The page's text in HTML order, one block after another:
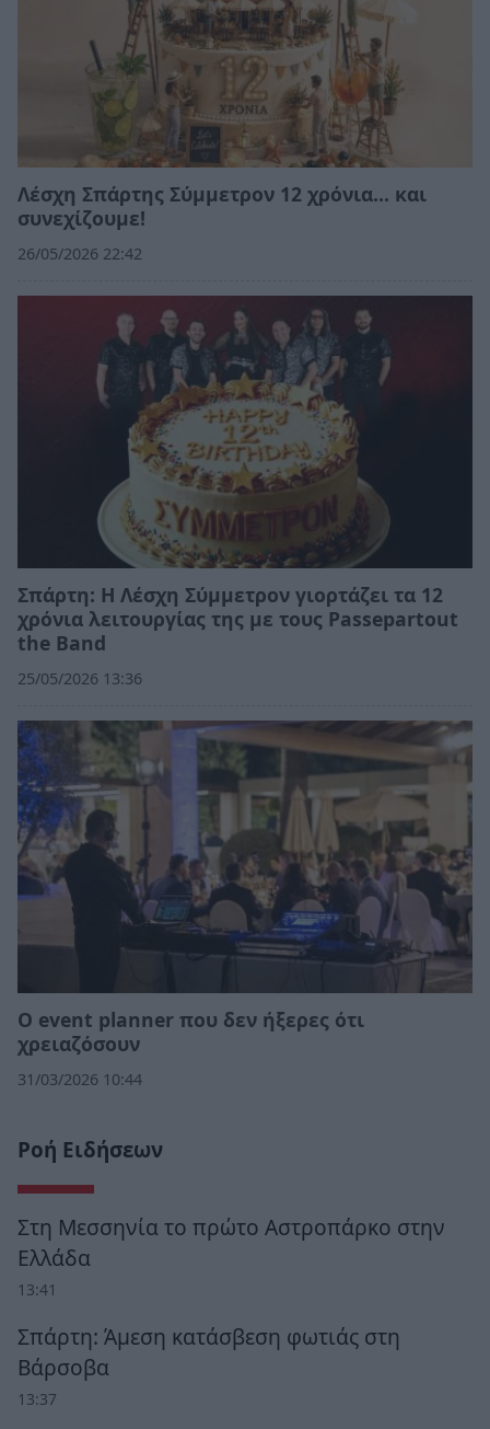
Λέσχη Σπάρτης Σύμμετρον 12 χρόνια... και
συνεχίζουμε!
26/05/2026 22:42
Σπάρτη: Η Λέσχη Σύμμετρον γιορτάζει τα 12
χρόνια λειτουργίας της με τους Passepartout
the Band
25/05/2026 13:36
Ο event planner που δεν ήξερες ότι
χρειαζόσουν
31/03/2026 10:44
Ροή Ειδήσεων
Στη Μεσσηνία το πρώτο Αστροπάρκο στην
Ελλάδα
13:41
Σπάρτη: Άμεση κατάσβεση φωτιάς στη
Βάρσοβα
13:37